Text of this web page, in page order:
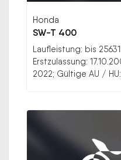
Honda
SW-T 400
Laufleistung: bis
Erstzulassung:
2022; Gültige AU /